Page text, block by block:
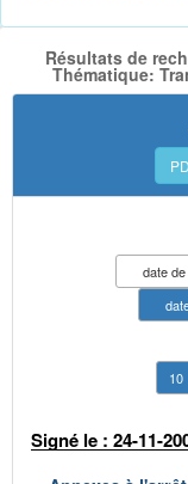
Résultats de
Thématique:
date
10
Signé le : 24-11-